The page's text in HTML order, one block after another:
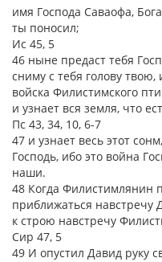
имя Господа Саваофа,
ты поносил;
Ис 45, 5
46 ныне предаст тебя
сниму с тебя голову
войска Филистимского
и узнает вся земля, что
Пс 43, 34, 10, 6-7
47 и узнает весь этот
Господь, ибо это война
наши.
48 Когда Филистимлянин
приближаться навстречу
к строю навстречу
Сир 47, 5
49 И опустил Давид руку